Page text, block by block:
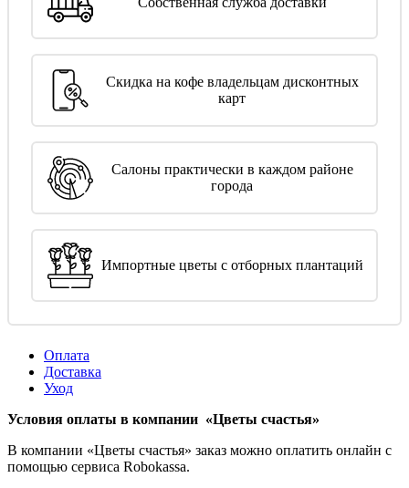
Скидка на кофе владельцам дисконтных
карт
Салоны практически в каждом районе
города
Импортные цветы с отборных плантаций
Оплата
Доставка
Уход
Условия оплаты в компании «Цветы счастья»
В компании «Цветы счастья» заказ можно оплатить онлайн с
помощью сервиса Robokassa.